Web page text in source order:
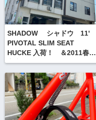
SHADOW シャドウ 11'
PIVOTAL SLIM SEAT
HUCKE 入荷！ ＆2011春の
立山スノースクートバックカ
ントリー